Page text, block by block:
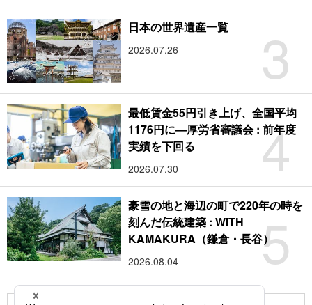
3
日本の世界遺産一覧
2026.07.26
4
最低賃金55円引き上げ、全国平均
1176円に―厚労省審議会 : 前年度
実績を下回る
2026.07.30
5
豪雪の地と海辺の町で220年の時を
刻んだ伝統建築 : WITH
KAMAKURA（鎌倉・長谷）
2026.08.04